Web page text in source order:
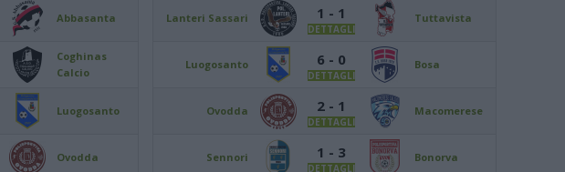
Abbasanta
Coghinas
Calcio
Luogosanto
Ovodda
Lanteri Sassari 1 - 1
DETTAGLI
Tuttavista
Luogosanto 6 - 0
DETTAGLI
Bosa
Ovodda 2 - 1
DETTAGLI
Macomerese
Sennori 1 - 3
DETTAGLI
Bonorva